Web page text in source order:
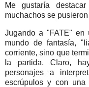
Me gustaría
muchachos se
Jugando a "FATE" en
mundo de fantasía,
corriente, sino que
la partida. Claro,
personajes a
escrúpulos y con